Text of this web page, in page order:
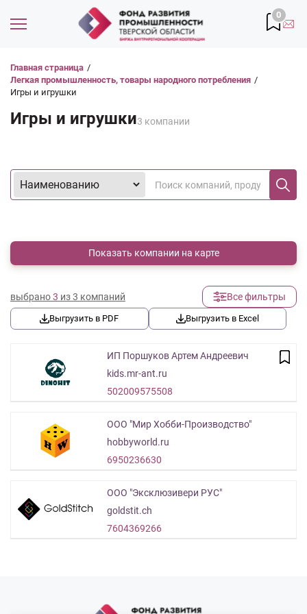
0
Главная страница /
Легкая промышленность, товары народного потребления /
Игры и игрушки
Игры и игрушки3 компании
Показать компании на карте
выбрано3 из 3 компаний Все фильтры
Выгрузить в PDF Выгрузить в Excel
ИП Поршуков Артем Андреевич
kids.mr-ant.ru
502009575508
ООО "Мир Хобби-Производство"
hobbyworld.ru
6950236630
ООО "Эксклюзивери РУС"
goldstit.ch
7604369266